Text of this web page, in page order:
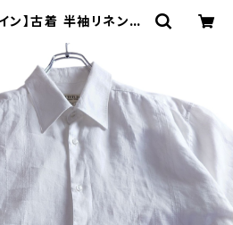
ン】古着 半袖リネンシ
屋 9chord